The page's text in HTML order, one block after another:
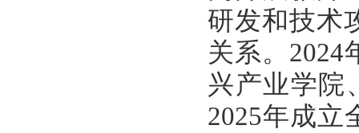
研发和技术
关系。2024
兴产业学院
2025年成立